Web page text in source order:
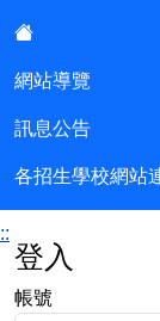
網站導覽
訊息公告
各招生學校網站
基隆
登入
帳號